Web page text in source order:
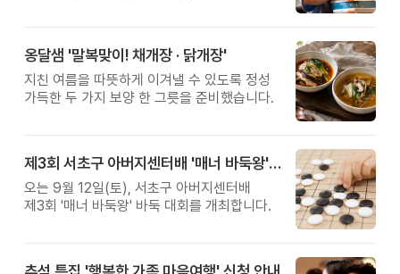
옹달샘 '말복맞이! 채개장 · 닭개장'
지친 여름을 따뜻하게 이겨낼 수 있도록 정성
가득한 두 가지 보양 한 그릇을 준비했습니다.
제3회 서초구 아버지센터배 '매너 바둑왕' 대회
오는 9월 12일(토), 서초구 아버지센터배
제3회 '매너 바둑왕' 바둑 대회를 개최합니다.